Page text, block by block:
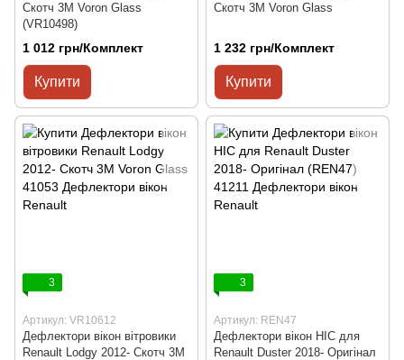
Скотч 3M Voron Glass
(VR10498)
1 012 грн/Комплект
Купити
Скотч 3M Voron Glass
1 232 грн/Комплект
Купити
3
Артикул: VR10612
Дефлектори вікон вітровики
Renault Lodgy 2012- Скотч 3M
3
Артикул: REN47
Дефлектори вікон HIC для
Renault Duster 2018- Оригінал